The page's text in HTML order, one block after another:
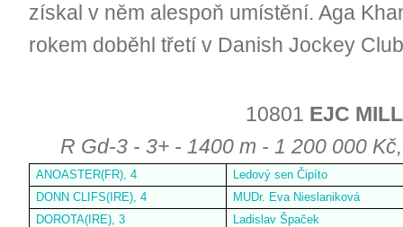
získal v něm alespoň umístění. Aga
rokem doběhl třetí v Danish Jockey
10801 EJC
R Gd-3 - 3+ - 1400 m - 1 200 000
ANOASTER(FR), 4
Ledový sen Čipíto
DONN CLIFS(IRE), 4
MUDr. Eva Nieslaniková
DOROTA(IRE), 3
Ladislav Špaček